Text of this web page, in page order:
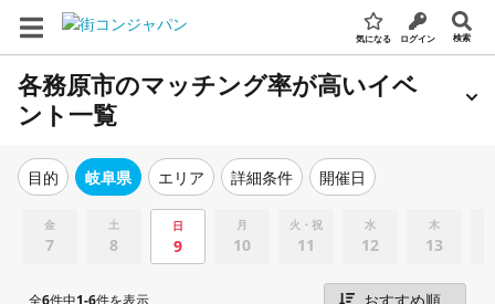
気になる ログイン 検索
各務原市のマッチング率が高いイベ
ント一覧
目的 岐阜県 エリア 詳細条件 開催日
金
7
土
8
日
9
月
10
火・祝
11
水
12
木
13
全6件中1-6件を表示